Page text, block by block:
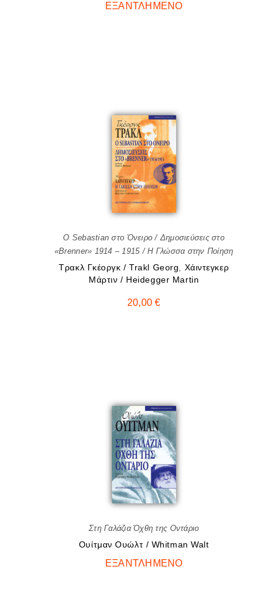
ΕΞΑΝΤΛΗΜΈΝΟ
Ο Sebastian στο Όνειρο / Δημοσιεύσεις στο
«Brenner» 1914 – 1915 / Η Γλώσσα στην Ποίηση
Τρακλ Γκέοργκ / Trakl Georg
Χάιντεγκερ
Μάρτιν / Heidegger Martin
20,00€
Στη Γαλάζια Όχθη της Οντάριο
Ουίτμαν Ουώλτ / Whitman Walt
ΕΞΑΝΤΛΗΜΈΝΟ